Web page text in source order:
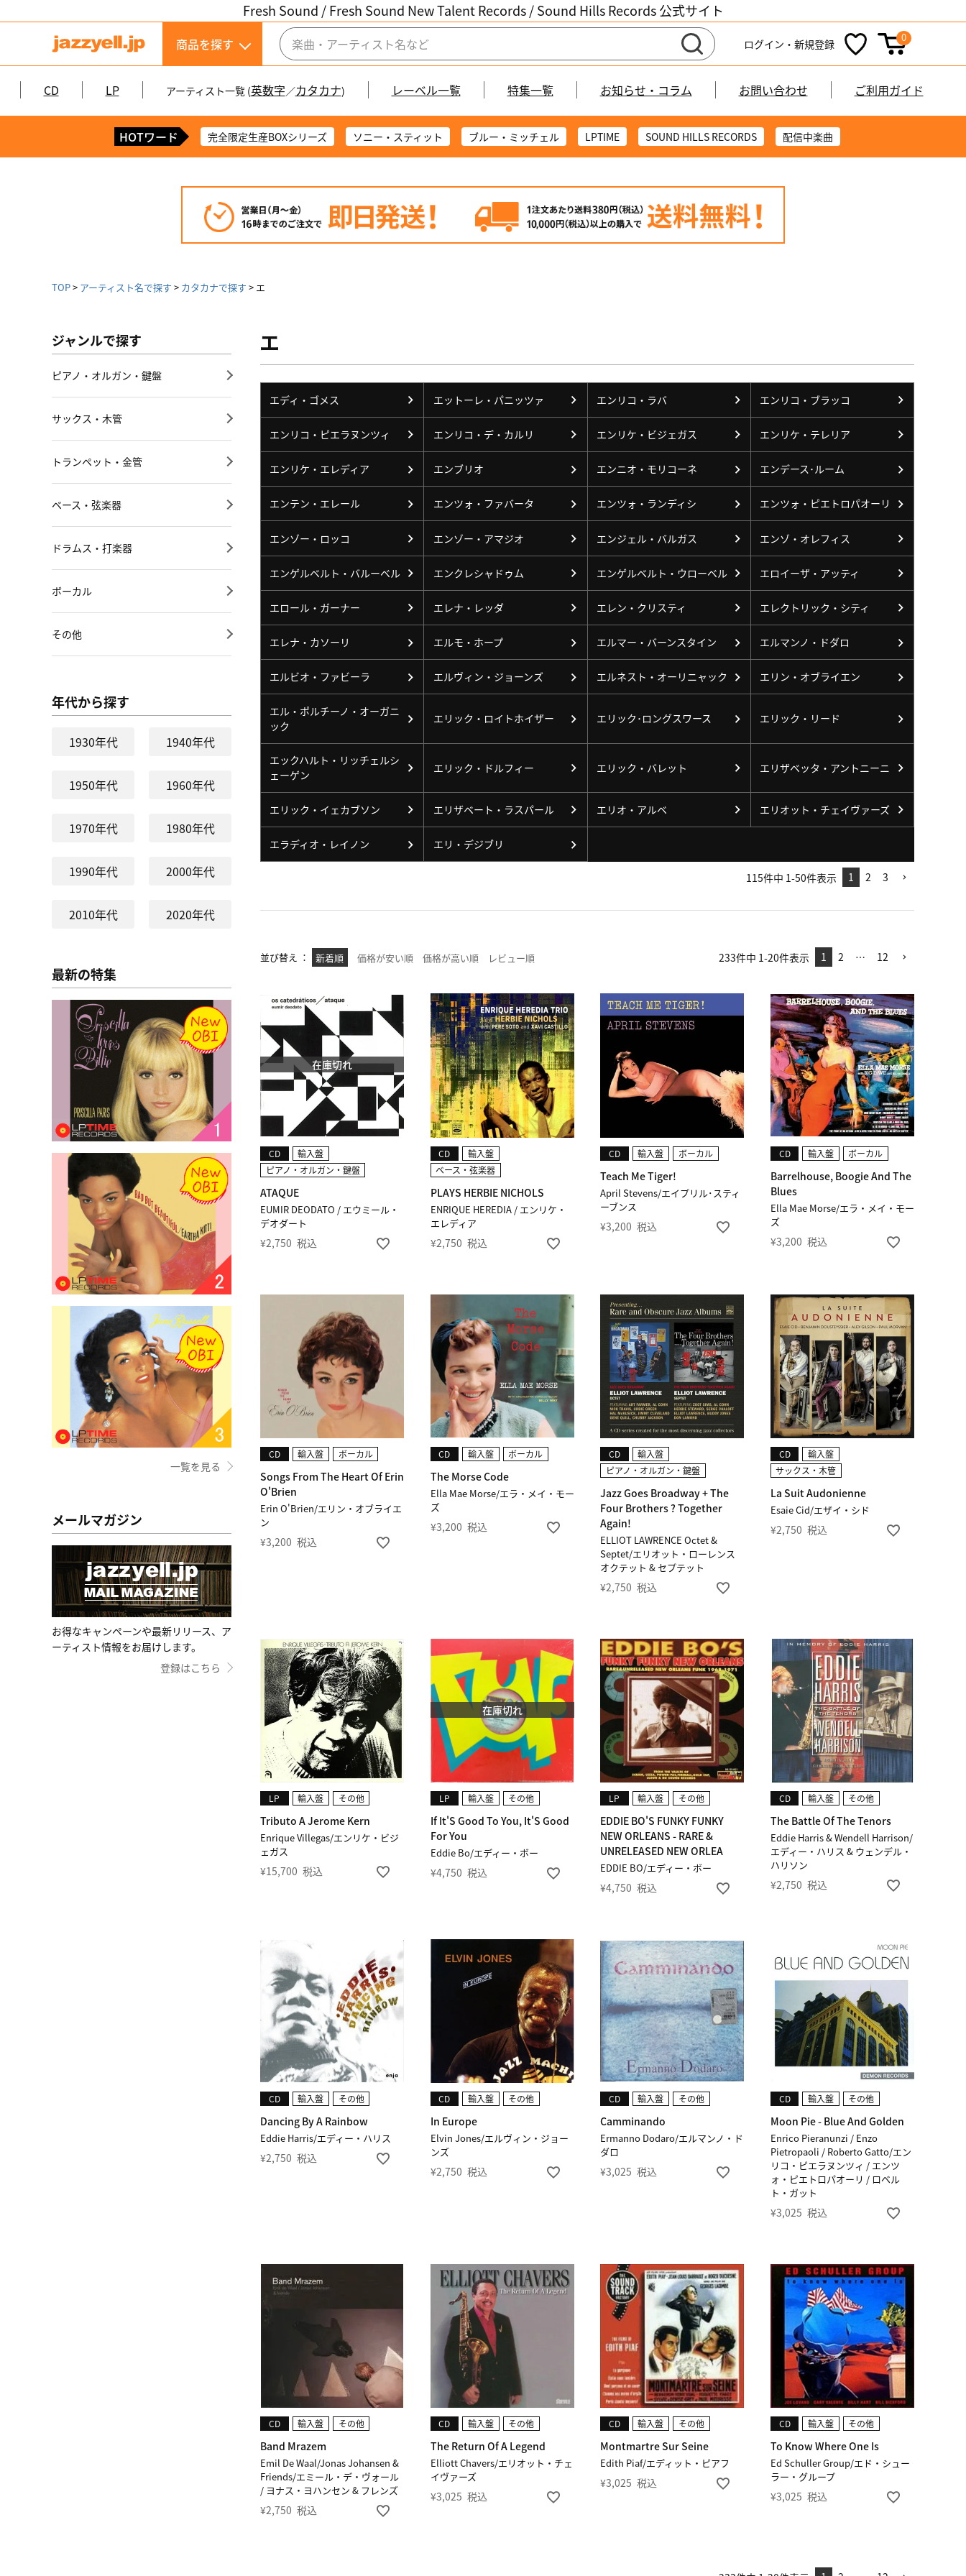
Fresh Sound / Fresh Sound New Talent Records /Sound Hills Records 公式サイト
商品を探す ログイン・新規登録 0
CD LP アーティスト一覧 (英数字／カタカナ) レーベル一覧 特集一覧 お知らせ・コラム お問い合わせ ご利用ガイド
HOTワード 完全限定生産BOXシリーズ ソニー・スティット ブルー・ミッチェル LPTIME SOUND HILLS RECORDS 配信中楽曲
TOP アーティスト名で探す カタカナで探す エ
ジャンルで探す
ピアノ・オルガン・鍵盤
サックス・木管
トランペット・金管
ベース・弦楽器
ドラムス・打楽器
ボーカル
その他
年代から探す
1930年代 1940年代
1950年代 1960年代
1970年代 1980年代
1990年代 2000年代
2010年代 2020年代
最新の特集
一覧を見る
メールマガジン
お得なキャンペーンや最新リリース、ア
ーティスト情報をお届けします。
登録はこちら
エ
エディ・ゴメス エットーレ・パニッツァ エンリコ・ラバ エンリコ・ブラッコ
エンリコ・ピエラヌンツィ エンリコ・デ・カルリ エンリケ・ビジェガス エンリケ・テレリア
エンリケ・エレディア エンブリオ エンニオ・モリコーネ エンデース･ルーム
エンテン・エレール エンツォ・ファバータ エンツォ・ランディシ エンツォ・ピエトロパオーリ
エンゾー・ロッコ エンゾー・アマジオ エンジェル・バルガス エンゾ・オレフィス
エンゲルベルト・バルーベル エンクレシャドゥム エンゲルベルト・ウローベル エロイーザ・アッティ
エロール・ガーナー エレナ・レッダ エレン・クリスティ エレクトリック・シティ
エレナ・カソーリ エルモ・ホープ エルマー・バーンスタイン エルマンノ・ドダロ
エルビオ・ファビーラ エルヴィン・ジョーンズ エルネスト・オーリニャック エリン・オブライエン
エル・ポルチーノ・オーガニ
ック
エリック・ロイトホイザー エリック･ロングスワース エリック・リード
エックハルト・リッチェルシ
ェーゲン
エリック・ドルフィー エリック・バレット エリザベッタ・アントニーニ
エリック・イェカブソン エリザベート・ラスパール エリオ・アルベ エリオット・チェイヴァーズ
エラディオ・レイノン エリ・デジブリ
115件中 1-50件表示 1 2 3
並び替え 新着順 価格が安い順 価格が高い順 レビュー順 233件中 1-20件表示 1 2 … 12
EUMIR DEODATO / エウミール・
デオダート
ATAQUE
CD
輸入盤
ピアノ・オルガン・鍵盤
¥2,750 税込
在庫切れ
ENRIQUE HEREDIA / エンリケ・
エレディア
PLAYS HERBIE NICHOLS
CD
輸入盤
ベース・弦楽器
¥2,750 税込
April Stevens/エイプリル･スティ
ーブンス
Teach Me Tiger!
CD 輸入盤 ボーカル
¥3,200 税込
Ella Mae Morse/エラ・メイ・モー
ズ
Barrelhouse, Boogie And The
Blues
CD 輸入盤 ボーカル
¥3,200 税込
Erin O'Brien/エリン・オブライエ
ン
Songs From The Heart Of Erin
O'Brien
CD 輸入盤 ボーカル
¥3,200 税込
Ella Mae Morse/エラ・メイ・モー
ズ
The Morse Code
CD 輸入盤 ボーカル
¥3,200 税込
ELLIOT LAWRENCE Octet &
Septet/エリオット・ローレンス
オクテット & セプテット
Jazz Goes Broadway + The
Four Brothers ? Together
Again!
CD
輸入盤
ピアノ・オルガン・鍵盤
¥2,750 税込
Esaie Cid/エザイ・シド
La Suit Audonienne
CD
輸入盤
サックス・木管
¥2,750 税込
Enrique Villegas/エンリケ・ビジ
ェガス
Tributo A Jerome Kern
LP 輸入盤 その他
¥15,700 税込
Eddie Bo/エディー・ボー
If It'S Good To You, It'S Good
For You
LP 輸入盤 その他
¥4,750 税込
在庫切れ
EDDIE BO/エディー・ボー
EDDIE BO'S FUNKY FUNKY
NEW ORLEANS - RARE &
UNRELEASED NEW ORLEA
LP 輸入盤 その他
¥4,750 税込
Eddie Harris & Wendell Harrison/
エディー・ハリス & ウェンデル・
ハリソン
The Battle Of The Tenors
CD 輸入盤 その他
¥2,750 税込
Eddie Harris/エディー・ハリス
Dancing By A Rainbow
CD 輸入盤 その他
¥2,750 税込
Elvin Jones/エルヴィン・ジョー
ンズ
In Europe
CD 輸入盤 その他
¥2,750 税込
Ermanno Dodaro/エルマンノ・ド
ダロ
Camminando
CD 輸入盤 その他
¥3,025 税込
Enrico Pieranunzi / Enzo
Pietropaoli / Roberto Gatto/エン
リコ・ピエラヌンツィ / エンツ
ォ・ピエトロパオーリ / ロベル
ト・ガット
Moon Pie - Blue And Golden
CD 輸入盤 その他
¥3,025 税込
Emil De Waal/Jonas Johansen &
Friends/エミール・デ・ヴォール
/ ヨナス・ヨハンセン & フレンズ
Band Mrazem
CD 輸入盤 その他
¥2,750 税込
Elliott Chavers/エリオット・チェ
イヴァーズ
The Return Of A Legend
CD 輸入盤 その他
¥3,025 税込
Edith Piaf/エディット・ピアフ
Montmartre Sur Seine
CD 輸入盤 その他
¥3,025 税込
Ed Schuller Group/エド・シュー
ラー・グループ
To Know Where One Is
CD 輸入盤 その他
¥3,025 税込